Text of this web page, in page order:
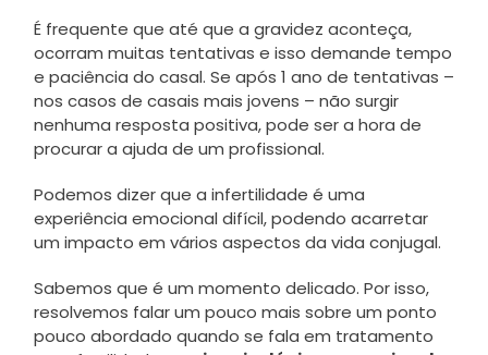
É frequente que até que a gravidez aconteça,
ocorram muitas tentativas e isso demande tempo
e paciência do casal. Se após 1 ano de tentativas –
nos casos de casais mais jovens – não surgir
nenhuma resposta positiva, pode ser a hora de
procurar a ajuda de um profissional.
Podemos dizer que a infertilidade é uma
experiência emocional difícil, podendo acarretar
um impacto em vários aspectos da vida conjugal.
Sabemos que é um momento delicado. Por isso,
resolvemos falar um pouco mais sobre um ponto
pouco abordado quando se fala em tratamento